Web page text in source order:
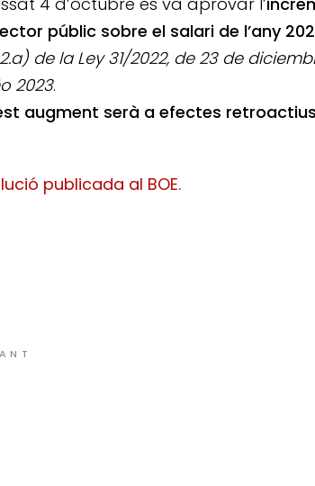
públic sobre el salari de l’any
de la Ley 31/2022, de 23 de
2023.
augment serà a efectes retroactius
publicada al BOE.
ANT